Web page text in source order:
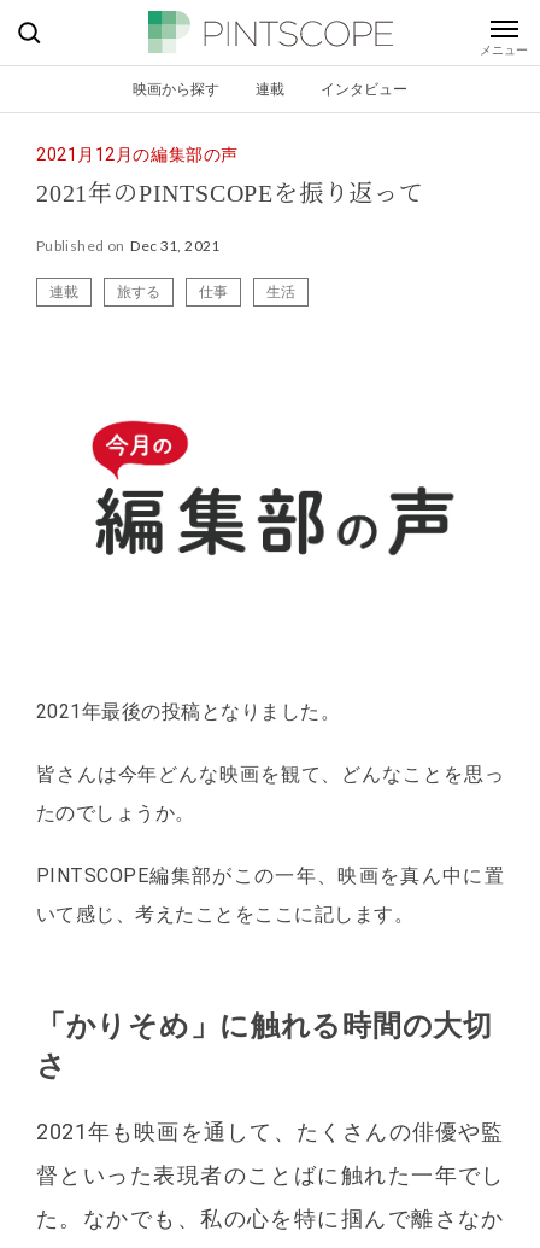
映画から探す 連載 インタビュー
2021月12月の編集部の声
2021年のPINTSCOPEを振り返って
Published on Dec 31, 2021
連載 旅する 仕事 生活
2021年最後の投稿となりました。
皆さんは今年どんな映画を観て、どんなことを思っ
たのでしょうか。
PINTSCOPE編集部がこの一年、映画を真ん中に置
いて感じ、考えたことをここに記します。
「かりそめ」に触れる時間の大切
さ
2021年も映画を通して、たくさんの俳優や監
督といった表現者のことばに触れた一年でし
た。なかでも、私の心を特に掴んで離さなか